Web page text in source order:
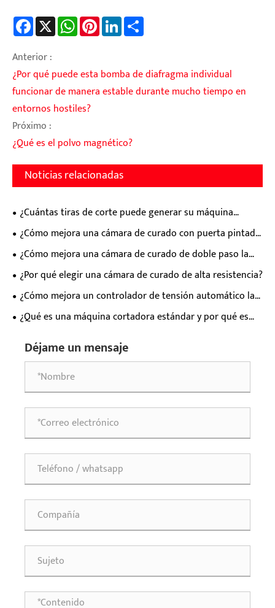
Facebook WhatsAppPinterestLinkedIn
Anterior :
¿Por qué puede esta bomba de diafragma individual
funcionar de manera estable durante mucho tiempo en
entornos hostiles?
Próximo :
¿Qué es el polvo magnético?
Noticias relacionadas
¿Cuántas tiras de corte puede generar su máquina
simultáneamente?
¿Cómo mejora una cámara de curado con puerta pintada
la eficiencia industrial y la calidad del producto?
¿Cómo mejora una cámara de curado de doble paso la
eficiencia industrial y la calidad del producto?
¿Por qué elegir una cámara de curado de alta resistencia?
¿Cómo mejora un controlador de tensión automático la
eficiencia de la producción?
¿Qué es una máquina cortadora estándar y por qué es
Déjame un mensaje